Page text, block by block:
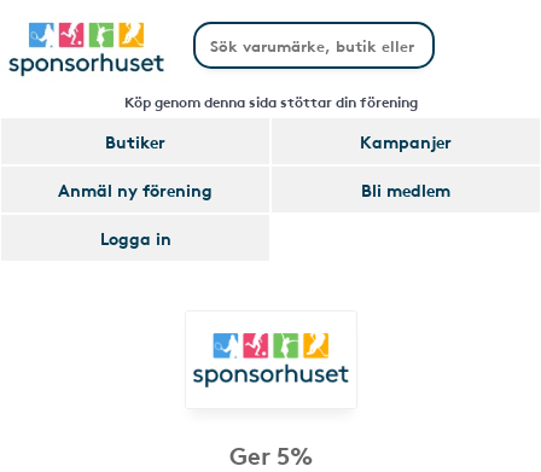
Köp genom denna sida stöttar din förening
Butiker
Kampanjer
Anmäl ny förening
Bli medlem
Logga in
Ger 5%